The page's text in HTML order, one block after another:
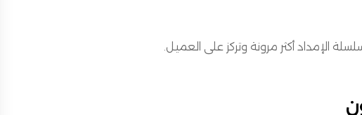
الإمداد أكثر مرونة وتركز على العميل.